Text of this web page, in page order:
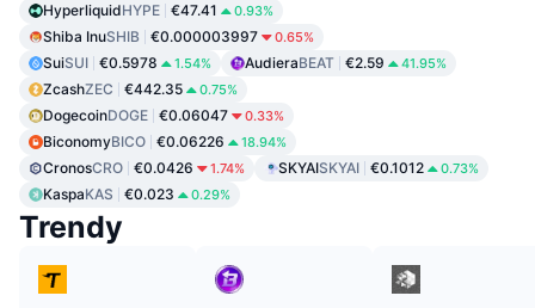
HyperliquidHYPE €47.41 0.93%
Shiba InuSHIB €0.000003997 0.65%
SuiSUI €0.5978 1.54% AudieraBEAT €2.59 41.95%
ZcashZEC €442.35 0.75%
DogecoinDOGE €0.06047 0.33%
BiconomyBICO €0.06226 18.94%
CronosCRO €0.0426 1.74% SKYAISKYAI €0.1012 0.73%
KaspaKAS €0.023 0.29%
Trendy